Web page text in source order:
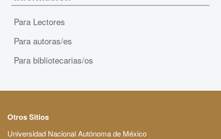
Para Lectores
Para autoras/es
Para bibliotecarias/os
Otros Sitios
Universidad Nacional Autónoma de México